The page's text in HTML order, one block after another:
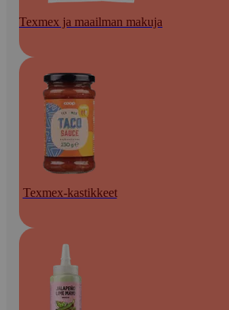
Texmex ja maailman makuja
Texmex-kastikkeet